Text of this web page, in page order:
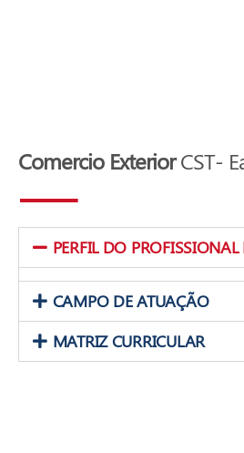
Comercio ExteriorCST-
PERFIL DO PROFISSIONAL
CAMPO DE ATUAÇÃO
MATRIZ CURRICULAR